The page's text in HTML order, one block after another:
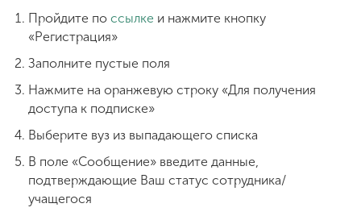
Пройдите по ссылке и нажмите кнопку
«Регистрация»
Заполните пустые поля
Нажмите на оранжевую строку «Для получения
доступа к подписке»
Выберите вуз из выпадающего списка
В поле «Сообщение» введите данные,
подтверждающие Ваш статус сотрудника/
учащегося